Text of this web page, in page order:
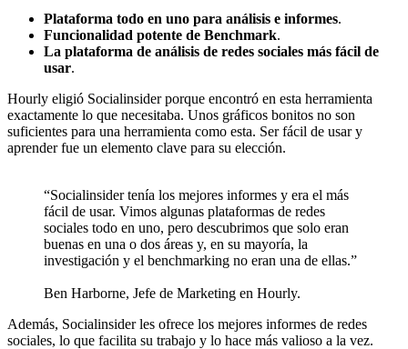
Plataforma todo en uno para análisis e informes.
Funcionalidad potente de Benchmark.
La plataforma de análisis de redes sociales más fácil de
usar.
Hourly eligió Socialinsider porque encontró en esta herramienta
exactamente lo que necesitaba. Unos gráficos bonitos no son
suficientes para una herramienta como esta. Ser fácil de usar y
aprender fue un elemento clave para su elección.
“Socialinsider tenía los mejores informes y era el más
fácil de usar. Vimos algunas plataformas de redes
sociales todo en uno, pero descubrimos que solo eran
buenas en una o dos áreas y, en su mayoría, la
investigación y el benchmarking no eran una de ellas.”
Ben Harborne, Jefe de Marketing en Hourly.
Además, Socialinsider les ofrece los mejores informes de redes
sociales, lo que facilita su trabajo y lo hace más valioso a la vez.